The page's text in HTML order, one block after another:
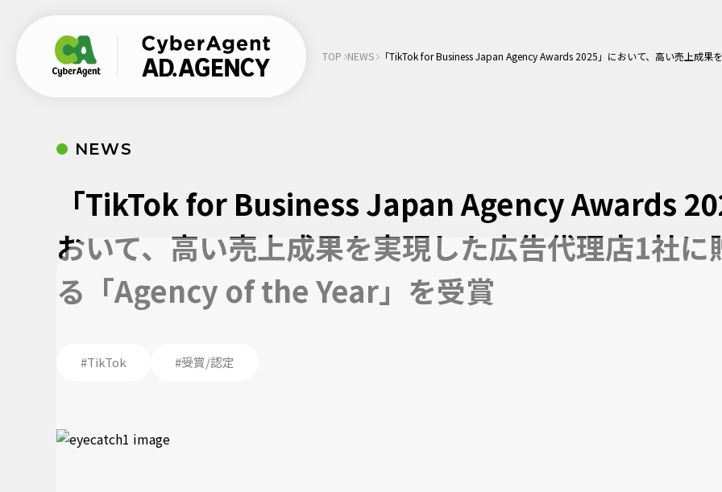
TOP NEWS 「TikTok for Business Japan Agency Awards 2025」において、高い売上成果
NEWS
「TikTok for Business Japan Agency Awards
おいて、高い売上成果を実現した広告代理店1社に
る「Agency of the Year」を受賞
#TikTok #受賞/認定